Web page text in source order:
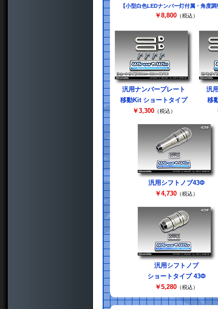
【小型白色LEDナンバー灯付属・角度調
￥8,800 （税込）
汎用ナンバープレート
移動Kit ショートタイプ
￥3,300（税込）
汎
移
汎用シフトノブ43Φ
￥4,730 （税込）
汎用シフトノブ
ショートタイプ 43Φ
￥5,280 （税込）